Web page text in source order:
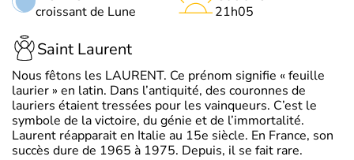
croissant de Lune 21h05
Saint Laurent
Nous fêtons les LAURENT. Ce prénom signifie « feuille
laurier » en latin. Dans l’antiquité, des couronnes de
lauriers étaient tressées pour les vainqueurs. C’est le
symbole de la victoire, du génie et de l’immortalité.
Laurent réapparait en Italie au 15e siècle. En France, son
succès dure de 1965 à 1975. Depuis, il se fait rare.